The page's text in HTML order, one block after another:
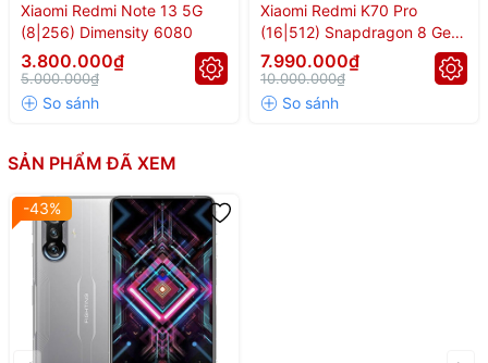
Xiaomi Redmi Note 13 5G
(8|256) Dimensity 6080
3.800.000₫
5.000.000₫
Xiaomi Redmi K70 Pro
(16|512) Snapdragon 8 Gen
3
7.990.000₫
10.000.000₫
SẢN PHẨM ĐÃ XEM
-43%